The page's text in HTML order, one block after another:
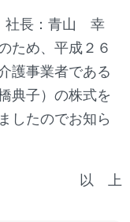
社長：青山 幸
ため、平成２６
護事業者である
典子）の株式を
したのでお知ら
以 上